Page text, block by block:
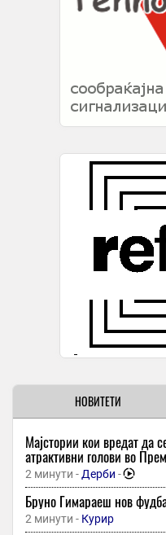
НОВИТЕТИ
Мајстории кои вредат да
атрактивни голови во
2 минути - Дерби -
Бруно Гимараеш нов
2 минути - Курир